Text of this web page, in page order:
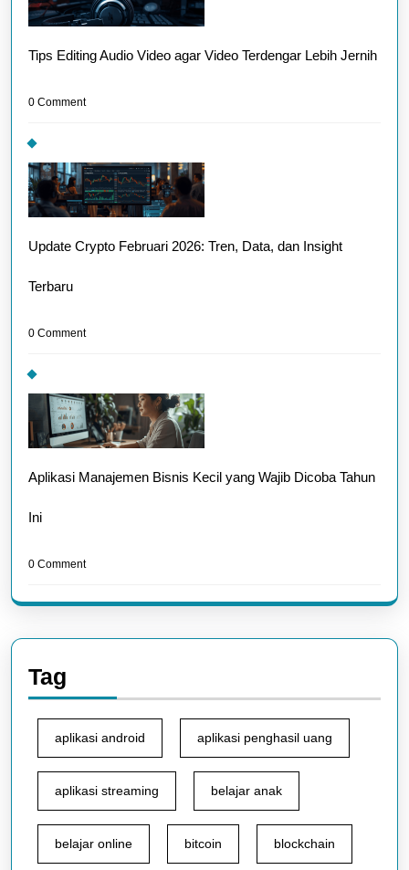
Tips Editing Audio Video agar Video Terdengar Lebih Jernih
0 Comment
Update Crypto Februari 2026: Tren, Data, dan Insight
Terbaru
0 Comment
Aplikasi Manajemen Bisnis Kecil yang Wajib Dicoba Tahun
Ini
0 Comment
Tag
aplikasi android aplikasi penghasil uang
aplikasi streaming belajar anak
belajar online bitcoin blockchain